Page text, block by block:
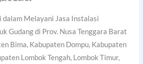
dalam Melayani Jasa Instalasi
Gudang di Prov. Nusa Tenggara Barat
Bima, Kabupaten Dompu, Kabupaten
Lombok Tengah, Lombok Timur,